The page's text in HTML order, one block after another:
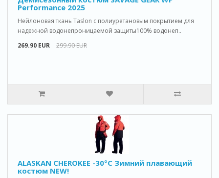
Performance 2025
Нейлоновая ткань Taslon с полиуретановым покрытием для
надежной водонепроницаемой защиты100% водонеп..
269.90 EUR
299.90 EUR
ALASKAN CHEROKEE -30°C Зимний плавающий
костюм NEW!